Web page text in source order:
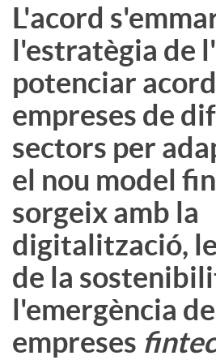
L'acord
l'estratègia de
potenciar
empreses de
sectors per
el nou model
sorgeix amb la
digitalització,
de la
l'emergència
empreses